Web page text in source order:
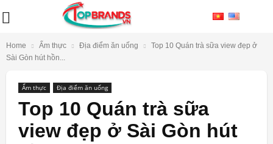
Home Ẩm thực Địa điểm ăn uống
Top 10 Quán trà sữa view đẹp ở
Sài Gòn hút hồn...
Ẩm thực Địa điểm ăn uống
Top 10 Quán trà sữa
view đẹp ở Sài Gòn hút